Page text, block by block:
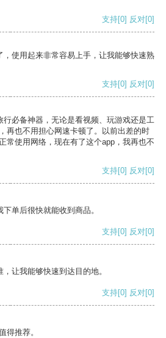
支持[0] 反对[0]
，使用起来非常容易上手，让我能够快速熟
支持[0] 反对[0]
行必备神器，无论是看视频、玩游戏还是工
再也不用担心网速卡顿了。以前出差的时
常使用网络，现在有了这个app，我再也不
支持[0] 反对[0]
单后很快就能收到商品。
支持[0] 反对[0]
让我能够快速到达目的地。
支持[0] 反对[0]
得推荐。